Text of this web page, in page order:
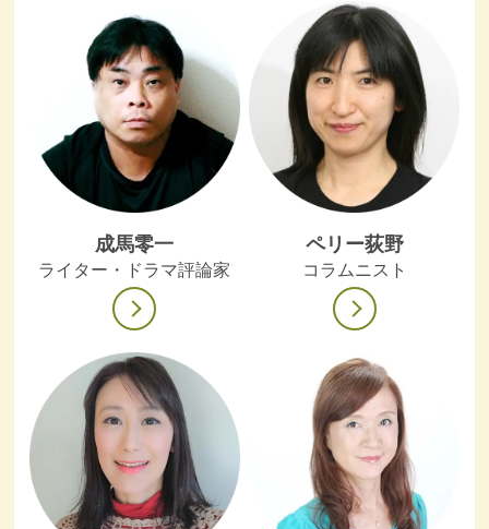
成馬零一
ライター・ドラマ評論家
ペリー荻野
コラムニスト